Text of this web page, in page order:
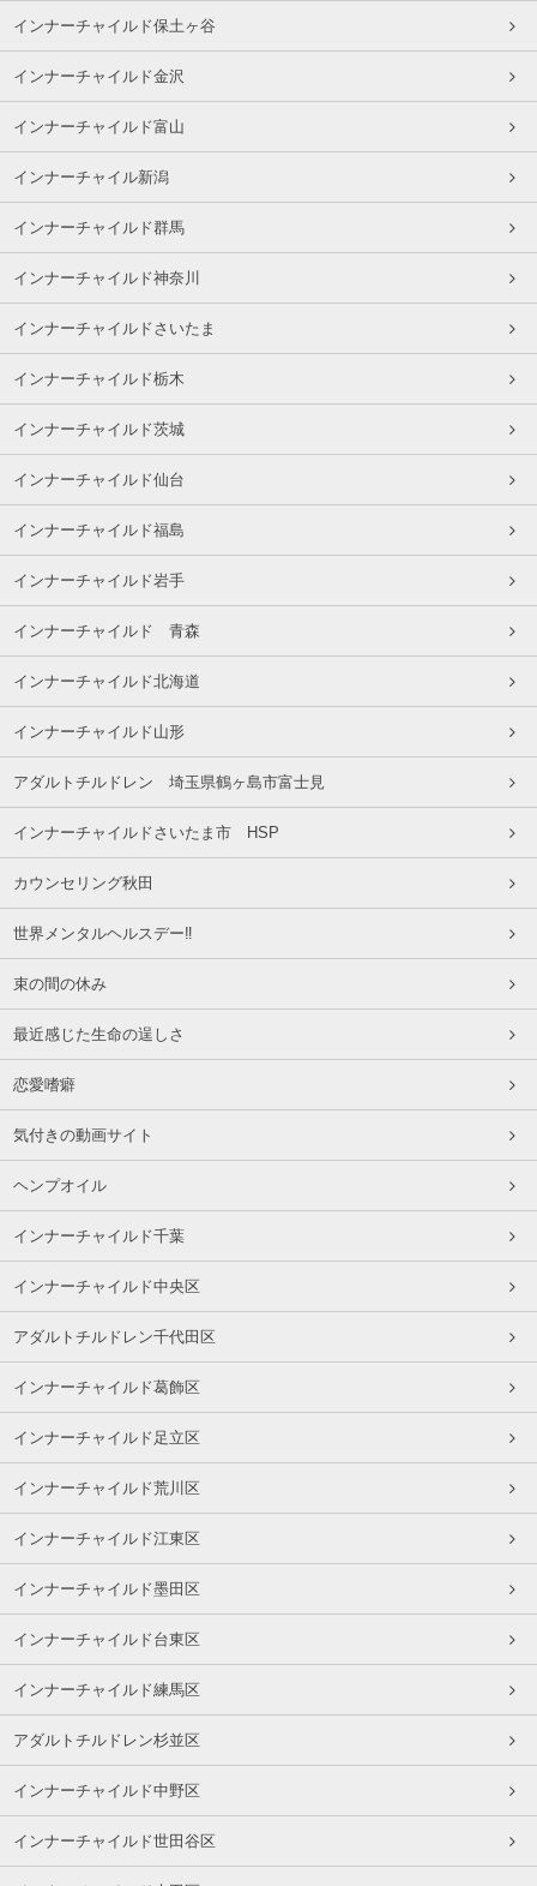
インナーチャイルド保土ヶ谷
インナーチャイルド金沢
インナーチャイルド富山
インナーチャイル新潟
インナーチャイルド群馬
インナーチャイルド神奈川
インナーチャイルドさいたま
インナーチャイルド栃木
インナーチャイルド茨城
インナーチャイルド仙台
インナーチャイルド福島
インナーチャイルド岩手
インナーチャイルド 青森
インナーチャイルド北海道
インナーチャイルド山形
アダルトチルドレン 埼玉県鶴ヶ島市富士見
インナーチャイルドさいたま市 HSP
カウンセリング秋田
世界メンタルヘルスデー‼️
束の間の休み
最近感じた生命の逞しさ
恋愛嗜癖
気付きの動画サイト
ヘンプオイル
インナーチャイルド千葉
インナーチャイルド中央区
アダルトチルドレン千代田区
インナーチャイルド葛飾区
インナーチャイルド足立区
インナーチャイルド荒川区
インナーチャイルド江東区
インナーチャイルド墨田区
インナーチャイルド台東区
インナーチャイルド練馬区
アダルトチルドレン杉並区
インナーチャイルド中野区
インナーチャイルド世田谷区